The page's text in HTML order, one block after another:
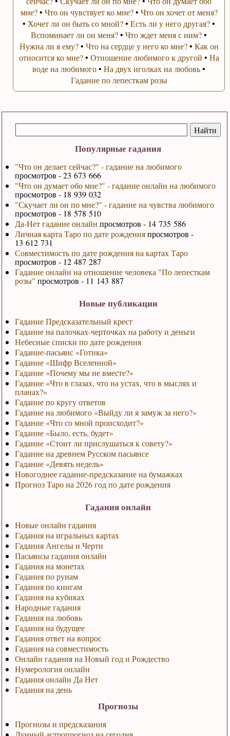
Популярные гадания
"Что он делает сейчас?" - гадание на любимого
просмотров - 23 673 666
"Что он думает обо мне?" - гадание онлайн на любимого
просмотров - 18 939 032
"Скучает ли он по мне?" - гадание на чувства любимого
просмотров - 18 578 510
Да-Нет гадание онлайн просмотров - 14 735 586
Личная карта Таро по дате рожденияпросмотров -
13 612 731
Совместимость по дате рождения на картах Таро
просмотров - 12 487 287
Гадание онлайн на отношение человека "По лепесткам
розы" просмотров - 11 143 887
Новые публикации
Гадание Предсказательный крест
Гадание на палочках-черточках на работу и деньги
Небесные списки по дате рождения
Гадание-пасьянс «Готика»
Гадание «Шифр Вселенной»
Гадание «Почему мы не вместе?»
Гадание «Что в глазах, что на устах, что в мыслях и
планах?»
Гадание по кругу ответов
Гадание на любимого «Выйду ли я замуж за него?»
Гадание «Что со мной происходит?»
Гадание «Было, есть, будет»
Гадание «Стоит ли прислушаться к совету?»
Гадание на древнем Русском пасьянсе
Гадание «Девять недель»
Новогоднее гадание-предсказание на бумажках
Прогноз Таро на 2026 год по дате рождения
Гадания онлайн
Новые онлайн гадания
Гадания на игральных картах
Гадания Ангелы и Черти
Пасьянсы гадания онлайн
Гадания на монетах
Гадания по рунам
Гадания по книгам
Гадания на кубиках
Народные гадания
Гадания на любовь
Гадания на будущее
Гадания ответ на вопрос
Гадания на совместимость
Онлайн гадания на Новый год и Рождество
Нумерология онлайн
Гадания онлайн Да Нет
Гадания на день
Прогнозы
Прогнозы и предсказания
мне?• Что он чувствует ко мне?• Что он хочет от меня?
• Хочет ли он быть со мной?•Есть ли у него другая?•
Вспоминает ли он меня?•Что ждет меня с ним?•
Нужна ли я ему?• Что на сердце у него ко мне?• Как он
относится ко мне?• Отношение любимого к другой • На
воде на любимого•На двух иголках на любовь•
Гадание по лепесткам розы